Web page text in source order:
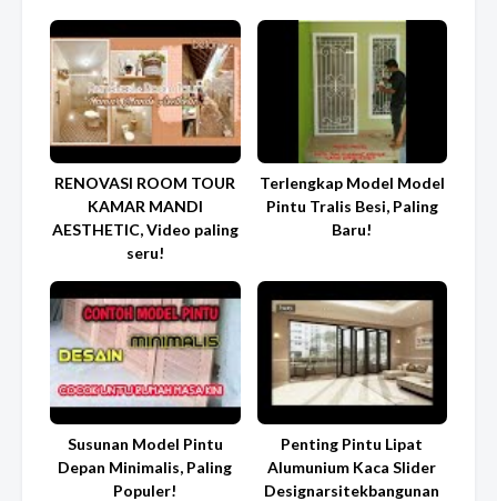
RENOVASI ROOM TOUR
KAMAR MANDI
AESTHETIC, Video paling
seru!
Terlengkap Model Model
Pintu Tralis Besi, Paling
Baru!
Susunan Model Pintu
Depan Minimalis, Paling
Populer!
Penting Pintu Lipat
Alumunium Kaca Slider
Designarsitekbangunan